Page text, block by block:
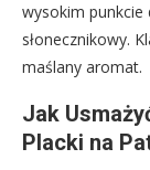
wysokim punkcie
słonecznikowy.
maślany aromat.
Jak
Placki na